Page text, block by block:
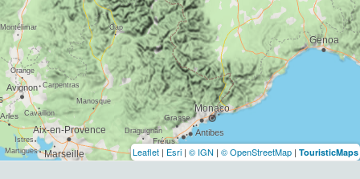
Leaflet | Esri | © IGN | © OpenStreetMap | TouristicMaps